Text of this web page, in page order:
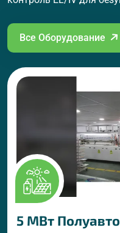
Все Оборудование
Список
5 МВт